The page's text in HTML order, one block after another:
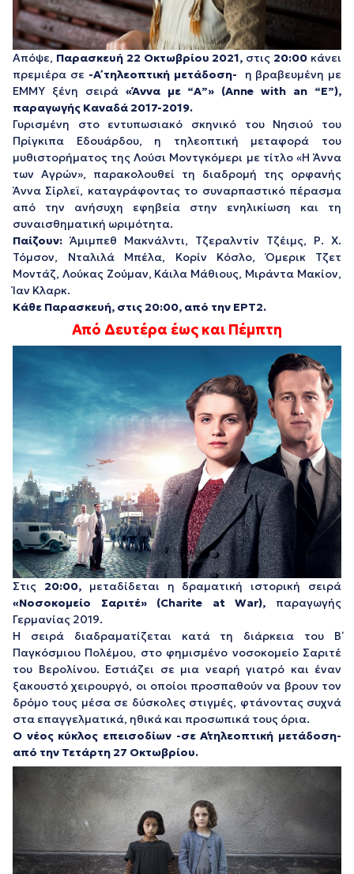
Απόψε, Παρασκευή 22 Οκτωβρίου 2021, στις 20:00 κάνει
πρεμιέρα σε -Α΄ τηλεοπτική μετάδοση-
η βραβευμένη με
EMMY ξένη σειρά «Άννα με “Α”» (Anne with an “E”),
παραγωγής Καναδά 2017-2019.
Γυρισμένη στο εντυπωσιακό σκηνικό του Νησιού του
Πρίγκιπα Εδουάρδου, η τηλεοπτική μεταφορά του
μυθιστορήματος της Λούσι Μοντγκόμερι με τίτλο «Η Άννα
των Αγρών», παρακολουθεί τη διαδρομή της ορφανής
Άννα Σίρλεϊ, καταγράφοντας το συναρπαστικό πέρασμα
από την ανήσυχη εφηβεία στην ενηλικίωση και τη
συναισθηματική ωριμότητα.
Παίζουν: Άμιμπεθ Μακνάλντι, Τζεραλντίν Τζέιμς, Ρ. Χ.
Τόμσον, Νταλιλά Μπέλα, Κορίν Κόσλο, Όμερικ Τζετ
Μοντάζ, Λούκας Ζούμαν, Κάιλα Μάθιους, Μιράντα Μακίον,
Ίαν Κλαρκ.
Κάθε Παρασκευή, στις 20:00, από την ΕΡΤ2.
Από Δευτέρα έως και Πέμπτη
Στις 20:00,μεταδίδεται η δραματική ιστορική σειρά
«Νοσοκομείο Σαριτέ» (Charite at War), παραγωγής
Γερμανίας 2019.
Η σειρά διαδραματίζεται κατά τη διάρκεια του Β΄
Παγκόσμιου Πολέμου, στο φημισμένο νοσοκομείο Σαριτέ
του Βερολίνου. Εστιάζει σε μια νεαρή γιατρό και έναν
ξακουστό χειρουργό, οι οποίοι προσπαθούν να βρουν τον
δρόμο τους μέσα σε δύσκολες στιγμές, φτάνοντας συχνά
στα επαγγελματικά, ηθικά και προσωπικά τους όρια.
Ο νέος κύκλος επεισοδίων -σε Α΄τηλεοπτική μετάδοση-
από την Τετάρτη 27 Οκτωβρίου.